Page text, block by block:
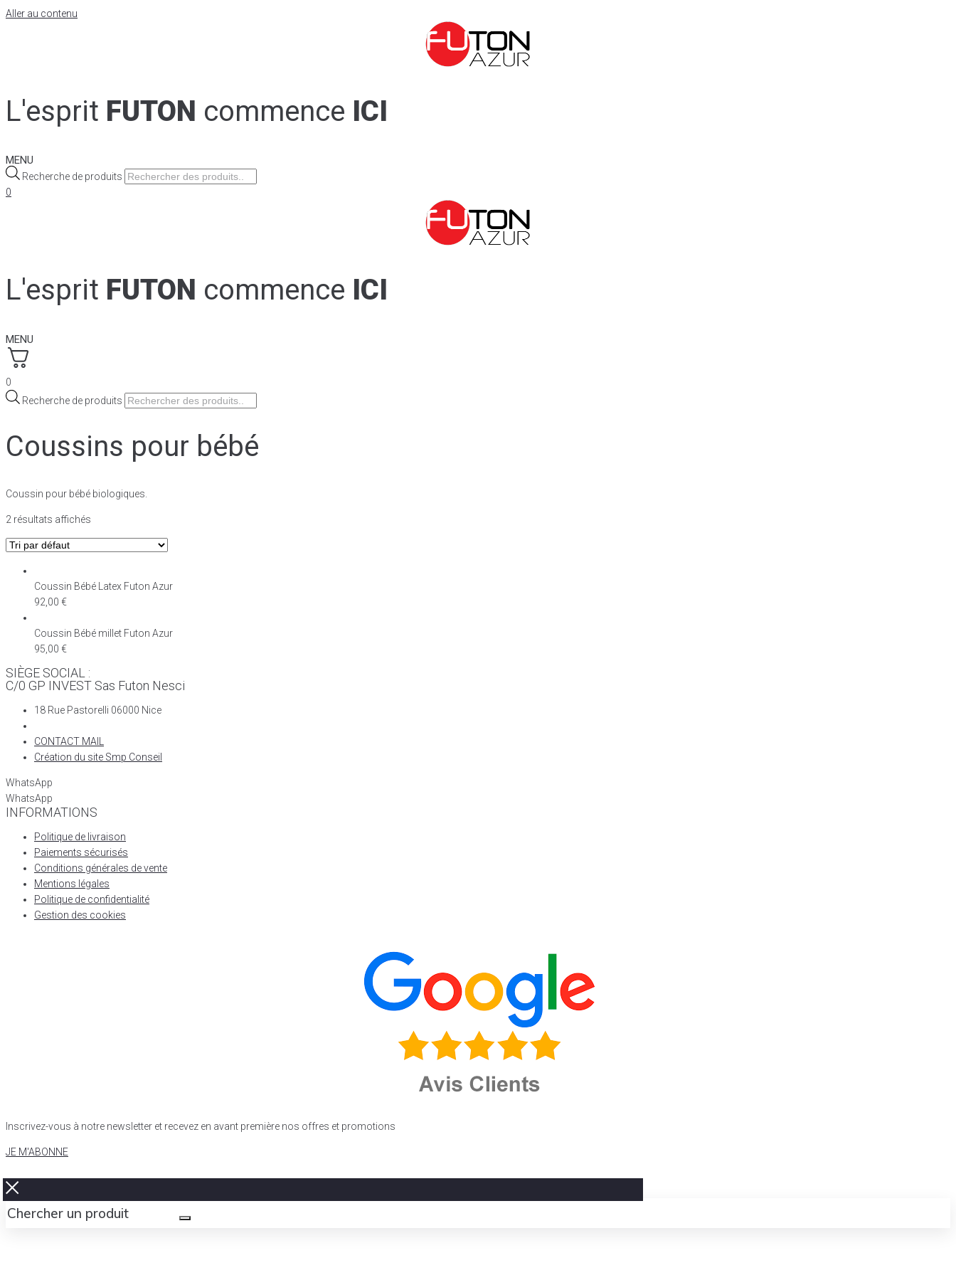
Aller au contenu
L'esprit FUTON commence ICI
MENU
Recherche de produits
0
L'esprit FUTON commence ICI
MENU
0
Recherche de produits
Coussins pour bébé
Coussin pour bébé biologiques.
2 résultats affichés
Coussin Bébé Latex Futon Azur
92,00 €
Coussin Bébé millet Futon Azur
95,00 €
SIÈGE SOCIAL :
C/0 GP INVEST Sas Futon Nesci
18 Rue Pastorelli 06000 Nice
CONTACT MAIL
Création du site Smp Conseil
WhatsApp
WhatsApp
INFORMATIONS
Politique de livraison
Paiements sécurisés
Conditions générales de vente
Mentions légales
Politique de confidentialité
Gestion des cookies
Inscrivez-vous à notre newsletter et recevez en avant première nos offres et promotions
JE M'ABONNE